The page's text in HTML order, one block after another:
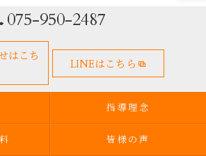
075-950-2487
はこち
LINEはこちら
指導理念
皆様の声